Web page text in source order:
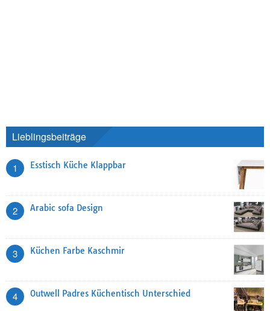
Lieblingsbeiträge
1 Esstisch Küche Klappbar
2 Arabic sofa Design
3 Küchen Farbe Kaschmir
4 Outwell Padres Küchentisch Unterschied